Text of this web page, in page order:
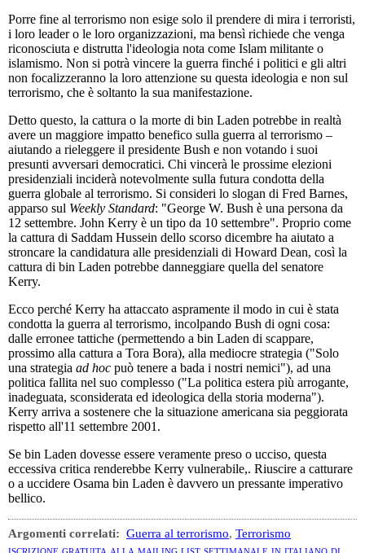
Porre fine al terrorismo non esige solo il prendere di mira i terroristi,
i loro leader o le loro organizzazioni, ma bensì richiede che venga
riconosciuta e distrutta l'ideologia nota come Islam militante o
islamismo. Non si potrà vincere la guerra finché i politici e gli altri
non focalizzeranno la loro attenzione su questa ideologia e non sul
terrorismo, che è soltanto la sua manifestazione.
Detto questo, la cattura o la morte di bin Laden potrebbe in realtà
avere un maggiore impatto benefico sulla guerra al terrorismo –
aiutando a rieleggere il presidente Bush e non votando i suoi
presunti avversari democratici. Chi vincerà le prossime elezioni
presidenziali inciderà notevolmente sulla futura condotta della
guerra globale al terrorismo. Si consideri lo slogan di Fred Barnes,
apparso sul Weekly Standard: "George W. Bush è una persona da
12 settembre. John Kerry è un tipo da 10 settembre". Proprio come
la cattura di Saddam Hussein dello scorso dicembre ha aiutato a
stroncare la candidatura alle presidenziali di Howard Dean, così la
cattura di bin Laden potrebbe danneggiare quella del senatore
Kerry.
Ecco perché Kerry ha attaccato aspramente il modo in cui è stata
condotta la guerra al terrorismo, incolpando Bush di ogni cosa:
dalle erronee tattiche (permettendo a bin Laden di scappare,
prossimo alla cattura a Tora Bora), alla mediocre strategia ("Solo
una strategia ad hoc può tenere a bada i nostri nemici"), ad una
politica fallita nel suo complesso ("La politica estera più arrogante,
inadeguata, sconsiderata ed ideologica della storia moderna").
Kerry arriva a sostenere che la situazione americana sia peggiorata
rispetto all'11 settembre 2001.
Se bin Laden dovesse essere veramente preso o ucciso, questa
eccessiva critica renderebbe Kerry vulnerabile,. Riuscire a catturare
o a uccidere Osama bin Laden è davvero un pressante imperativo
bellico.
Argomenti correlati: Guerra al terrorismo, Terrorismo
iscrizione gratuita alla mailing list settimanale in italiano di